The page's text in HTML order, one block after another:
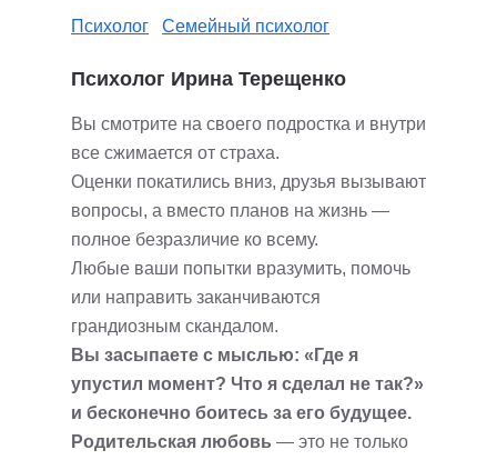
Психолог Семейный психолог
Психолог Ирина Терещенко
Вы смотрите на своего подростка и внутри
все сжимается от страха.
Оценки покатились вниз, друзья вызывают
вопросы, а вместо планов на жизнь —
полное безразличие ко всему.
Любые ваши попытки вразумить, помочь
или направить заканчиваются
грандиозным скандалом.
Вы засыпаете с мыслью: «Где я
упустил момент? Что я сделал не так?»
и бесконечно боитесь за его будущее.
Родительская любовь — это не только